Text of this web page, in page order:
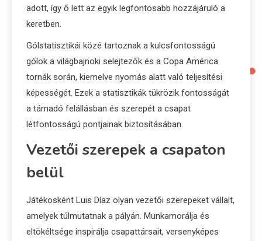
adott, így ő lett az egyik legfontosabb hozzájáruló a
keretben.
Gólstatisztikái közé tartoznak a kulcsfontosságú
gólok a világbajnoki selejtezők és a Copa América
tornák során, kiemelve nyomás alatt való teljesítési
képességét. Ezek a statisztikák tükrözik fontosságát
a támadó felállásban és szerepét a csapat
létfontosságú pontjainak biztosításában.
Vezetői szerepek a csapaton
belül
Játékosként Luis Díaz olyan vezetői szerepeket vállalt,
amelyek túlmutatnak a pályán. Munkamorálja és
eltökéltsége inspirálja csapattársait, versenyképes